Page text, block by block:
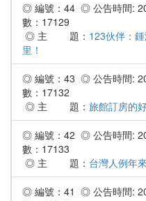
◎ 編號：44 ◎ 公告時間:
數：17129
◎ 主 題： 123伙伴：
里！
◎ 編號：43 ◎ 公告時間:
數：17132
◎ 主 題： 旅館訂房的
◎ 編號：42 ◎ 公告時間:
數：17133
◎ 主 題： 台灣人例年
◎ 編號：41 ◎ 公告時間: